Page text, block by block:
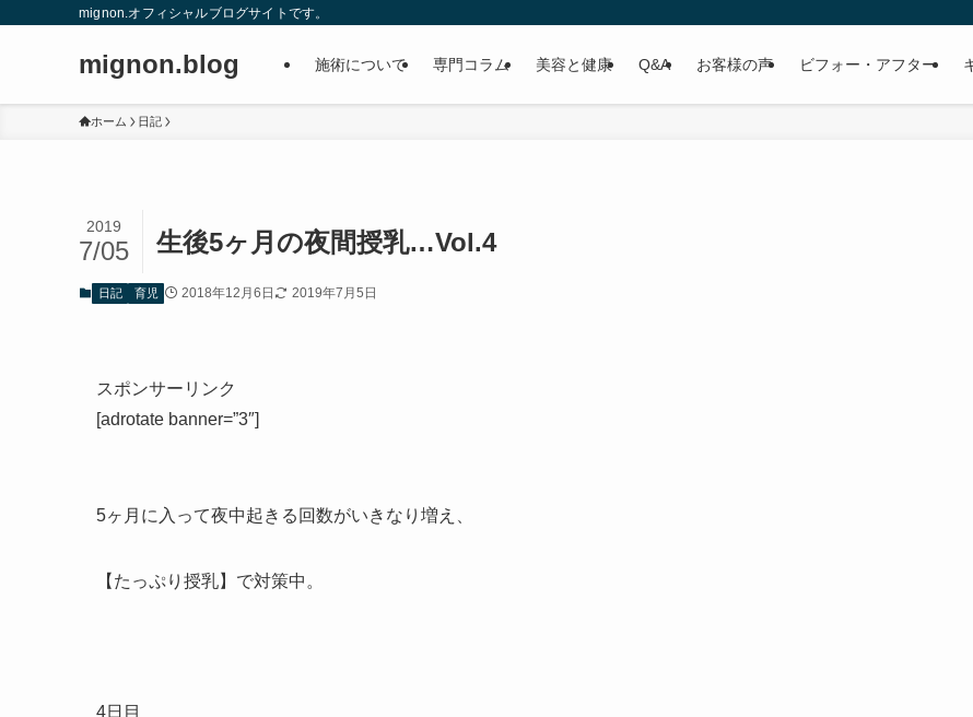
mignon.オフィシャルブログサイトです。
mignon.blog 施術について 専門コラム 美容と健康 Q&A お客様の声 ビフォー・アフター
ホーム 日記
生後5ヶ月の夜間授乳…Vol.4
2019
7/05
日記 育児 2018年12月6日 2019年7月5日
スポンサーリンク
[adrotate banner=”3″]
5ヶ月に入って夜中起きる回数がいきなり増え、
【たっぷり授乳】で対策中。
4日目